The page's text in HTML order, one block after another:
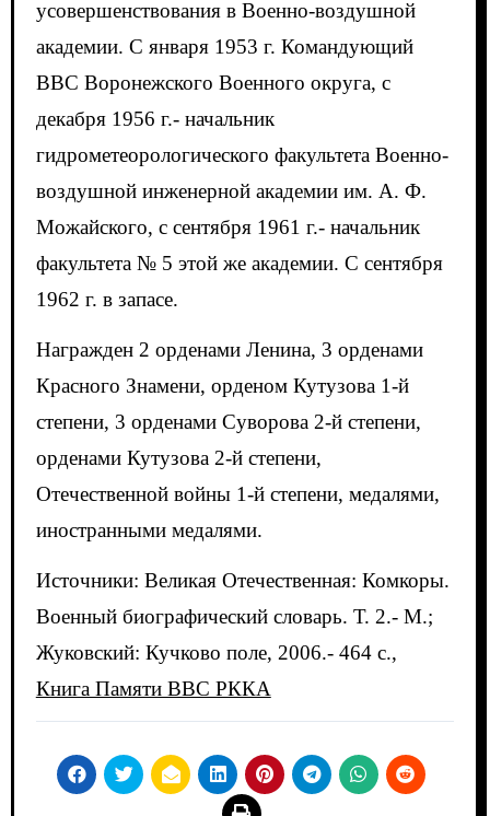
усовершенствования в Военно-воздушной
академии. С января 1953 г. Командующий
ВВС Воронежского Военного округа, с
декабря 1956 г.- начальник
гидрометеорологического факультета Военно-
воздушной инженерной академии им. А. Ф.
Можайского, с сентября 1961 г.- начальник
факультета № 5 этой же академии. С сентября
1962 г. в запасе.
Награжден 2 орденами Ленина, 3 орденами
Красного Знамени, орденом Кутузова 1-й
степени, 3 орденами Суворова 2-й степени,
орденами Кутузова 2-й степени,
Отечественной войны 1-й степени, медалями,
иностранными медалями.
Источники: Великая Отечественная: Комкоры.
Военный биографический словарь. Т. 2.- М.;
Жуковский: Кучково поле, 2006.- 464 с.,
Книга Памяти ВВС РККА